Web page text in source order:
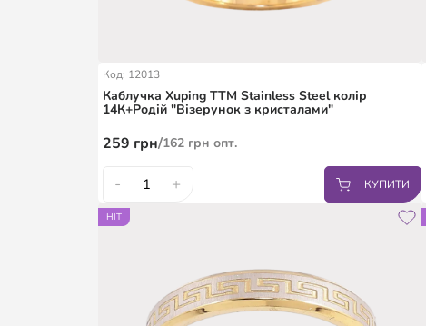
Код: 12013
Каблучка Xuping TTM Stainless Steel колір
14К+Родій "Візерунок з кристалами"
259 грн/162грн опт.
- + КУПИТИ
18
HIT